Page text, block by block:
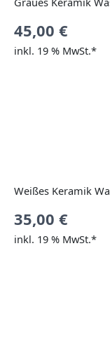
45,00 €
inkl. 19 % MwSt.*
Weißes Keramik
35,00 €
inkl. 19 % MwSt.*